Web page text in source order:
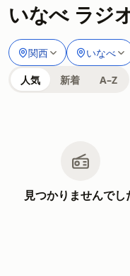
いなべ ラジ
関西 いなべ
人気 新着 A–Z
見つかりませんでし